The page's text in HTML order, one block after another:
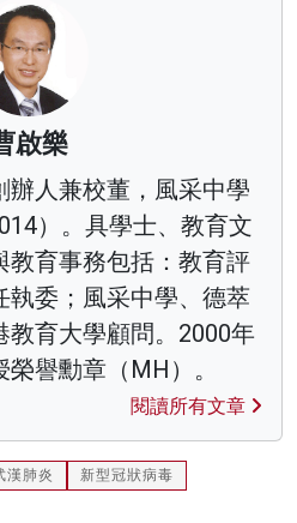
啟樂
辦人兼校董，風采中學
）。具學士、教育文
教育事務包括：教育評
執委；風采中學、德萃
教育大學顧問。2000年
譽勳章（MH）。
閱讀所有文章
漢肺炎
新型冠狀病毒